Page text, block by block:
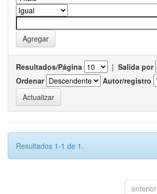
Resultados/Página | Salida por
Ordenar
Autor/registro
Resultados 1-1 de 1.
anterior